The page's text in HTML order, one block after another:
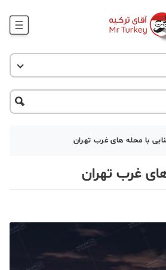
وبلاگ
جاذبه گردشگری
با محله های غرب تهران
غرب تهران